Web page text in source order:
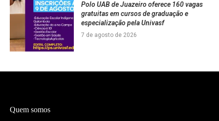
Polo UAB de Juazeiro oferece 160 vagas
gratuitas em cursos de graduação e
especialização pela Univasf
7 de agosto de 2026
Quem somos